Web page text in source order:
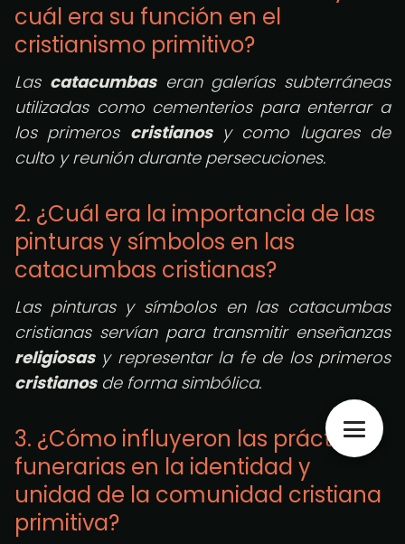
cuál era su función en el
cristianismo primitivo?
Las catacumbaseran galerías subterráneas
utilizadas como cementerios para enterrar a
los primeros cristianosy como lugares de
culto y reunión durante persecuciones.
2. ¿Cuál era la importancia de las
pinturas y símbolos en las
catacumbas cristianas?
Las pinturas y símbolos en las catacumbas
cristianas servían para transmitir enseñanzas
religiosasy representar la fe de los primeros
cristianosde forma simbólica.
3. ¿Cómo influyeron las prácticas
funerarias en la identidad y
unidad de la comunidad cristiana
primitiva?